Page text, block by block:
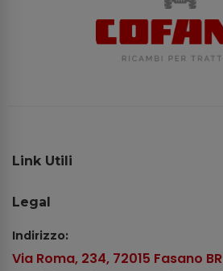
Link Utili
Legal
Indirizzo:
Via Roma, 234, 72015 Fasano BR